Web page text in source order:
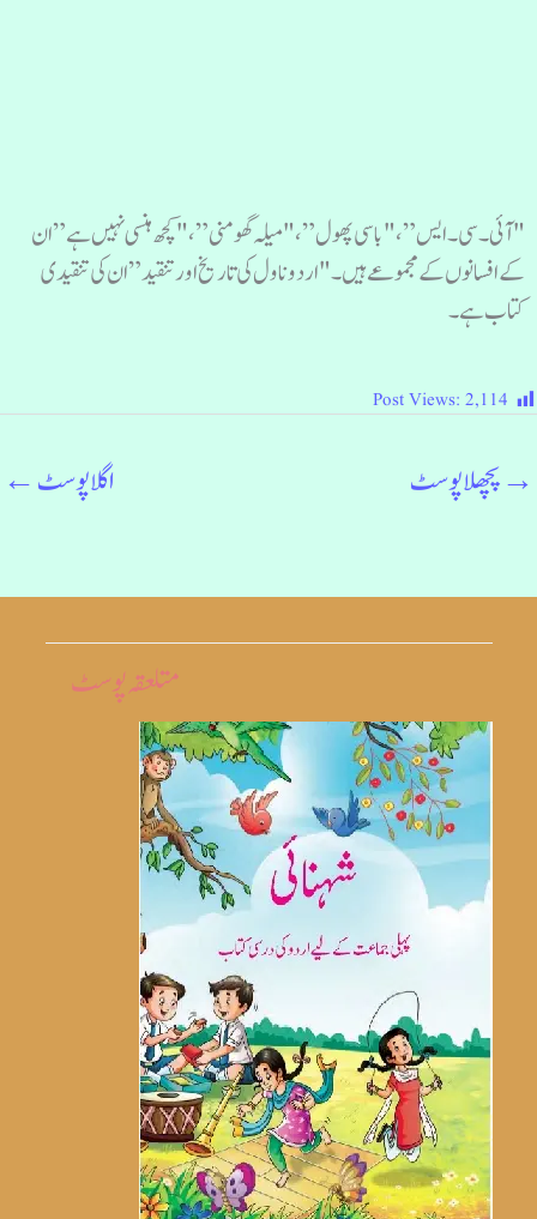
"آئی ۔سی۔ ایس”، "باسی پھول”، "میلہ گھومنی”، "کچھ ہنسی نہیں ہے” ان
کے افسانوں کے مجموعے ہیں۔ "اردو ناول کی تاریخ اور تنقید” ان کی تنقیدی
کتاب ہے۔
Post Views: 2,114
→پچھلا پوسٹ اگلا پوسٹ←
متلعقہ پوسٹ